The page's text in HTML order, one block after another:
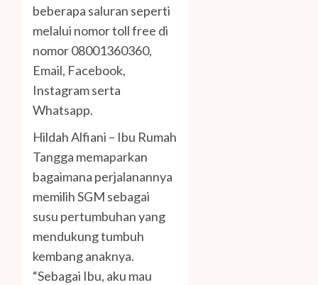
beberapa saluran seperti
melalui nomor toll free di
nomor 08001360360,
Email, Facebook,
Instagram serta
Whatsapp.
Hildah Alfiani – Ibu Rumah
Tangga memaparkan
bagaimana perjalanannya
memilih SGM sebagai
susu pertumbuhan yang
mendukung tumbuh
kembang anaknya.
“Sebagai Ibu, aku mau